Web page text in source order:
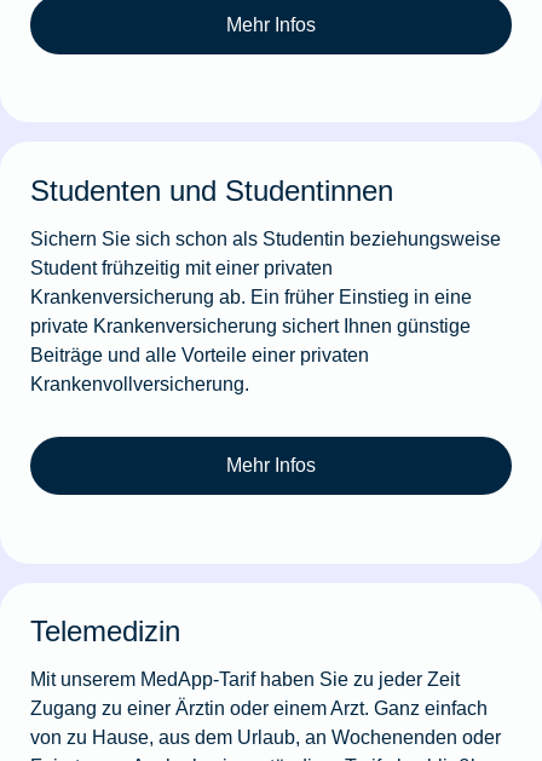
Mehr Infos
Studenten und Studentinnen
Sichern Sie sich schon als Studentin beziehungsweise
Student frühzeitig mit einer privaten
Krankenversicherung ab. Ein früher Einstieg in eine
private Krankenversicherung sichert Ihnen günstige
Beiträge und alle Vorteile einer privaten
Krankenvollversicherung.
Mehr Infos
Telemedizin
Mit unserem MedApp-Tarif haben Sie zu jeder Zeit
Zugang zu einer Ärztin oder einem Arzt. Ganz einfach
von zu Hause, aus dem Urlaub, an Wochenenden oder